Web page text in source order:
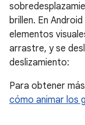
brillen. En
elementos
arrastre, y se
deslizamiento:
Para obtener
cómo animar los